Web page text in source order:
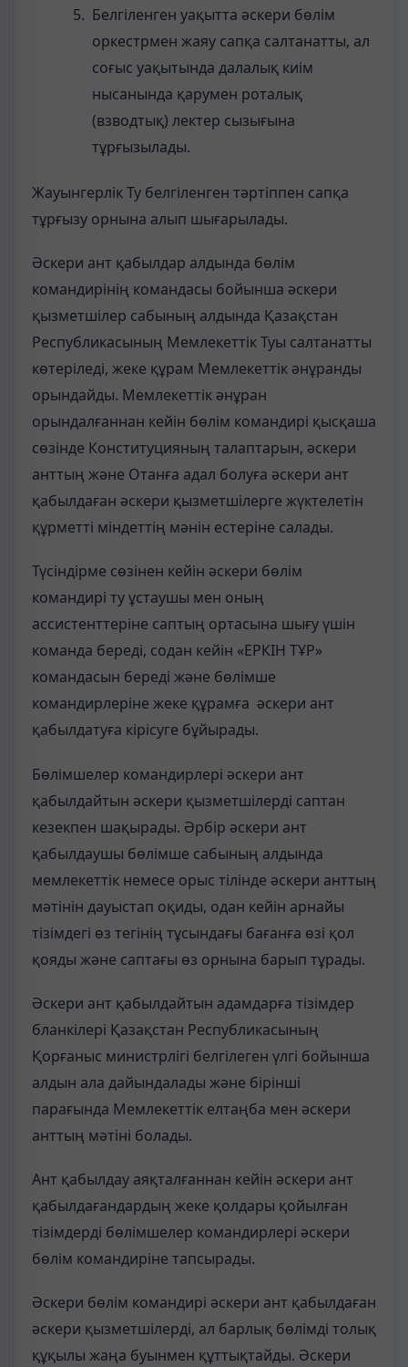
Белгіленген уақытта әскери бөлім
оркестрмен жаяу сапқа салтанатты, ал
соғыс уақытында далалық киім
нысанында қарумен роталық
(взводтық) лектер сызығына
тұрғызылады.
Жауынгерлік Ту белгіленген тәртіппен сапқа
тұрғызу орнына алып шығарылады.
Әскери ант қабылдар алдында бөлім
командирінің командасы бойынша әскери
қызметшілер сабының алдында Қазақстан
Республикасының Мемлекеттік Туы салтанатты
көтеріледі, жеке құрам Мемлекеттік әнұранды
орындайды. Мемлекеттік әнұран
орындалғаннан кейін бөлім командирі қысқаша
сөзінде Конституцияның талаптарын, әскери
анттың және Отанға адал болуға әскери ант
қабылдаған әскери қызметшілерге жүктелетін
құрметті міндеттің мәнін естеріне салады.
Түсіндірме сөзінен кейін әскери бөлім
командирі ту ұстаушы мен оның
ассистенттеріне саптың ортасына шығу үшін
команда береді, содан кейін «ЕРКІН ТҰР»
командасын береді және бөлімше
командирлеріне жеке құрамға әскери ант
қабылдатуға кірісуге бұйырады.
Бөлімшелер командирлері әскери ант
қабылдайтын әскери қызметшілерді саптан
кезекпен шақырады. Әрбір әскери ант
қабылдаушы бөлімше сабының алдында
мемлекеттік немесе орыс тілінде әскери анттың
мәтінін дауыстап оқиды, одан кейін арнайы
тізімдегі өз тегінің тұсындағы бағанға өзі қол
қояды және саптағы өз орнына барып тұрады.
Әскери ант қабылдайтын адамдарға тізімдер
бланкілері Қазақстан Республикасының
Қорғаныс министрлігі белгілеген үлгі бойынша
алдын ала дайындалады және бірінші
парағында Мемлекеттік елтаңба мен әскери
анттың мәтіні болады.
Ант қабылдау аяқталғаннан кейін әскери ант
қабылдағандардың жеке қолдары қойылған
тізімдерді бөлімшелер командирлері әскери
бөлім командиріне тапсырады.
Әскери бөлім командирі әскери ант қабылдаған
әскери қызметшілерді, ал барлық бөлімді толық
құқылы жаңа буынмен құттықтайды. Әскери